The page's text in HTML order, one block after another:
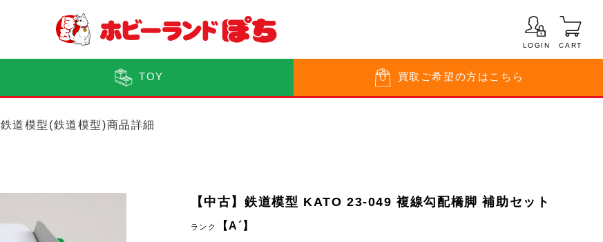
LOGIN CART
TOY 買取 ご希望の方はこちら
鉄道模型(鉄道模型)商品詳細
【中古】鉄道模型 KATO 23-049 複線勾配橋脚 補助セット
ランク 【A´】